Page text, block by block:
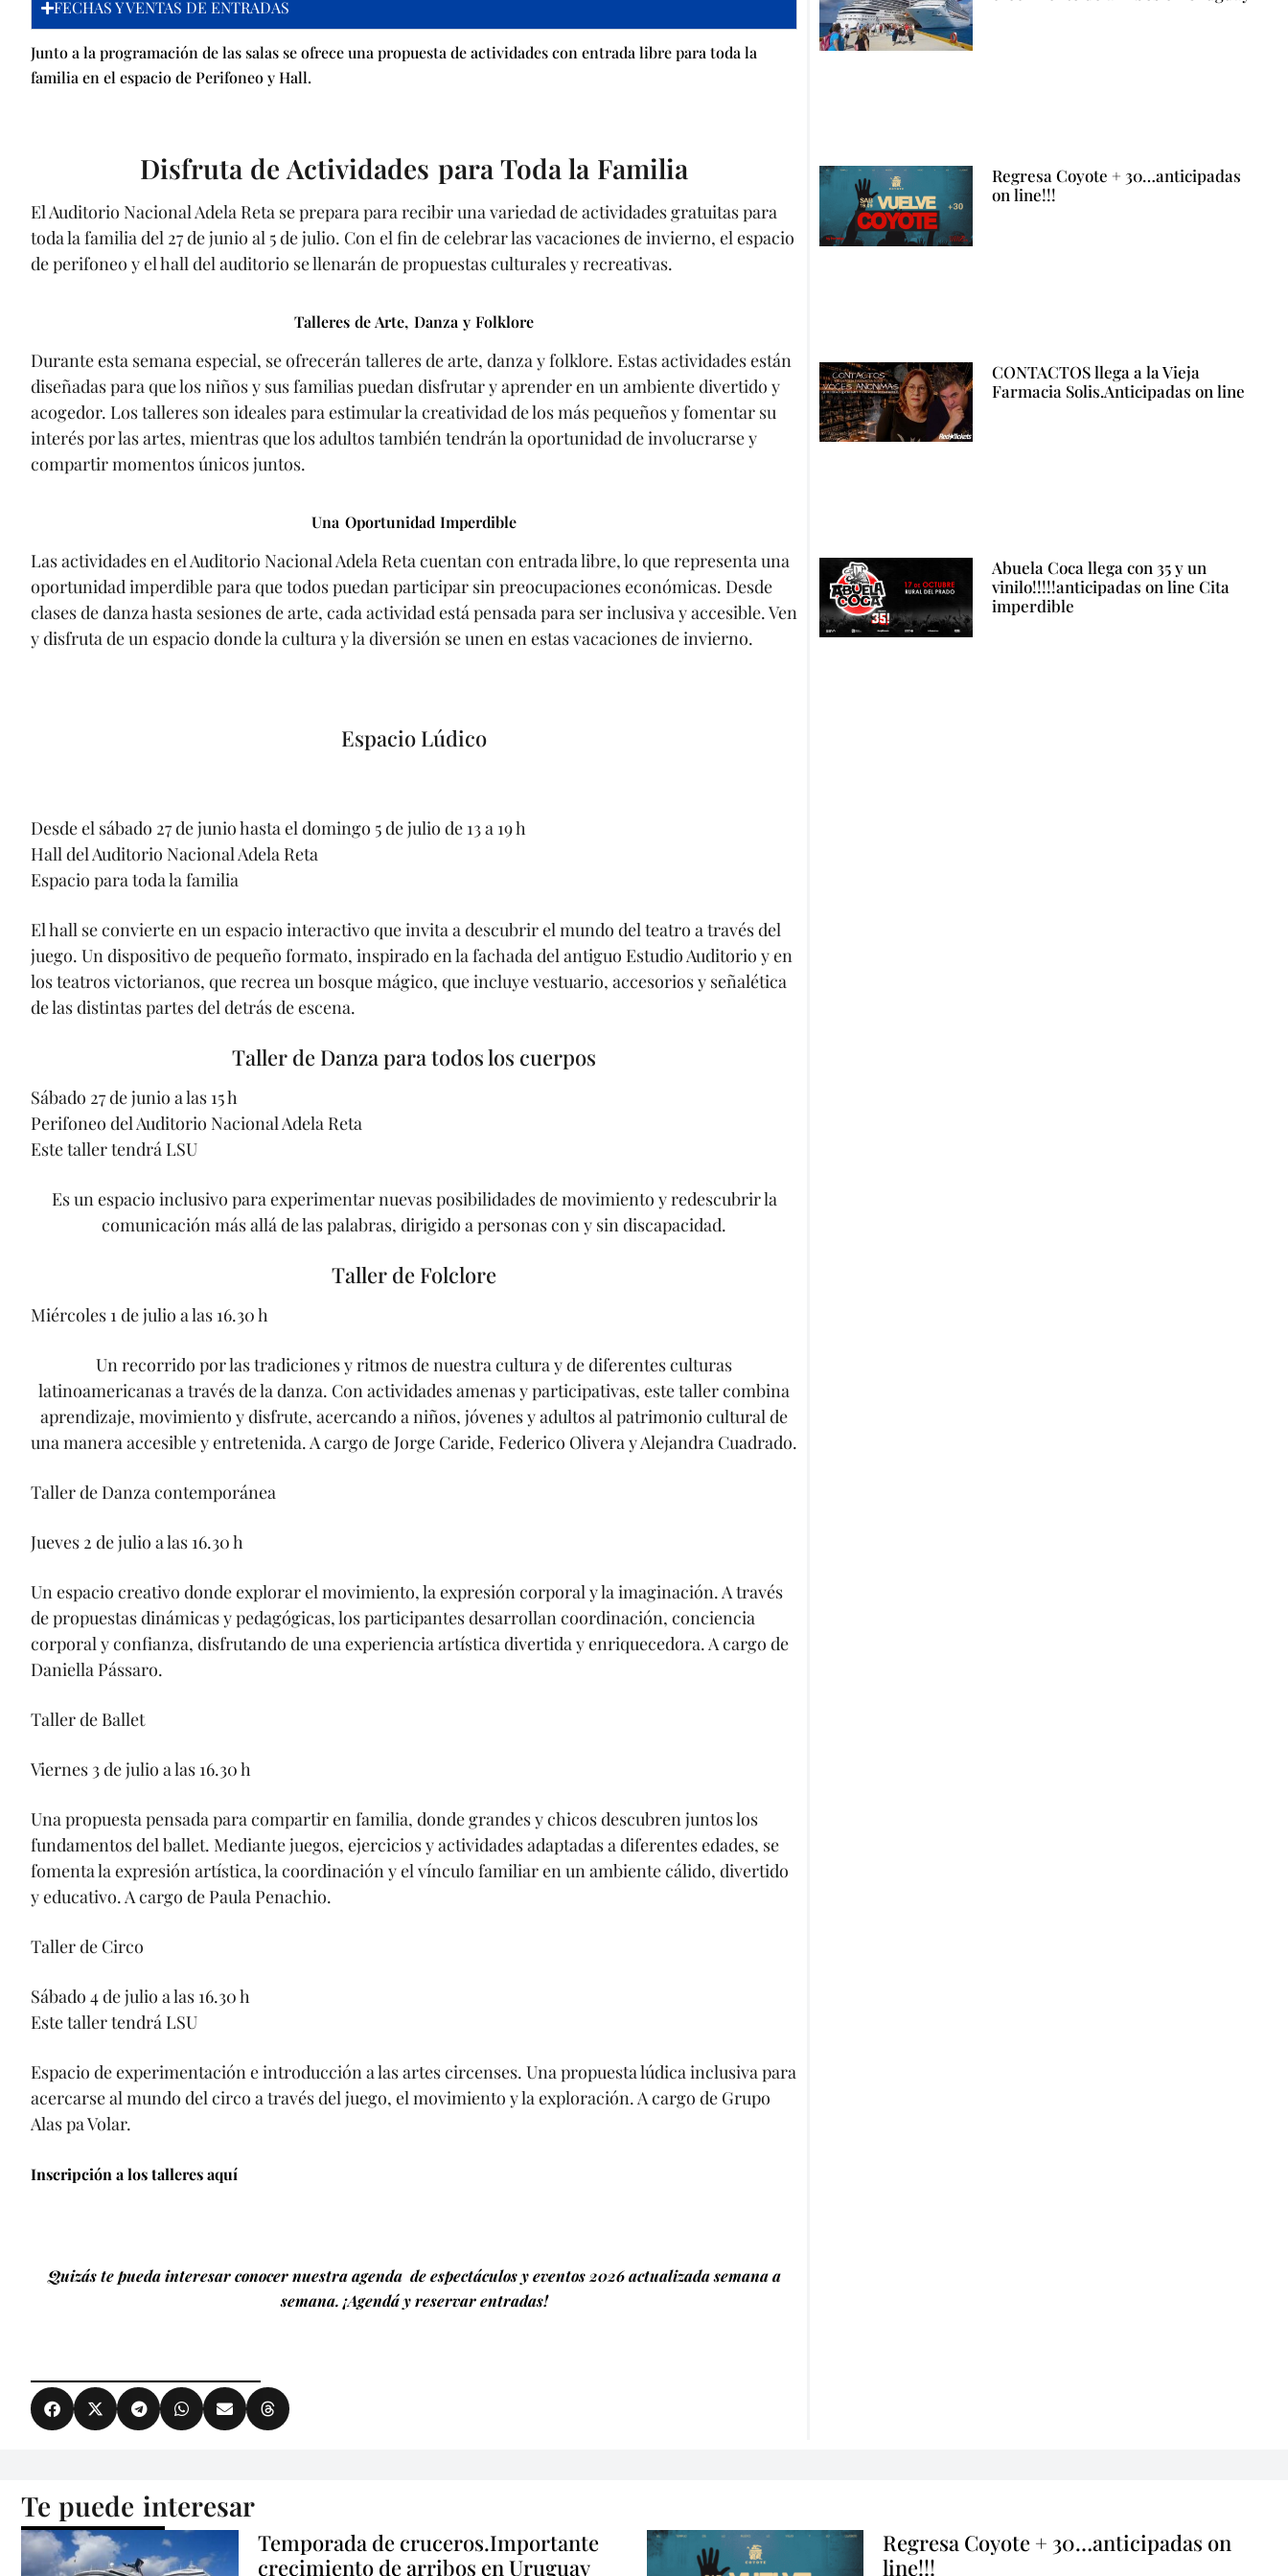
FECHAS Y VENTAS DE ENTRADAS
Junto a la programación de las salas se ofrece una propuesta de actividades con entrada libre para toda la
familia en el espacio de Perifoneo y Hall.
Disfruta de Actividades para Toda la Familia
El Auditorio Nacional Adela Reta se prepara para recibir una variedad de actividades gratuitas para
toda la familia del 27 de junio al 5 de julio. Con el fin de celebrar las vacaciones de invierno, el espacio
de perifoneo y el hall del auditorio se llenarán de propuestas culturales y recreativas.
Talleres de Arte, Danza y Folklore
Durante esta semana especial, se ofrecerán talleres de arte, danza y folklore. Estas actividades están
diseñadas para que los niños y sus familias puedan disfrutar y aprender en un ambiente divertido y
acogedor. Los talleres son ideales para estimular la creatividad de los más pequeños y fomentar su
interés por las artes, mientras que los adultos también tendrán la oportunidad de involucrarse y
compartir momentos únicos juntos.
Una Oportunidad Imperdible
Las actividades en el Auditorio Nacional Adela Reta cuentan con entrada libre, lo que representa una
oportunidad imperdible para que todos puedan participar sin preocupaciones económicas. Desde
clases de danza hasta sesiones de arte, cada actividad está pensada para ser inclusiva y accesible. Ven
y disfruta de un espacio donde la cultura y la diversión se unen en estas vacaciones de invierno.
Espacio Lúdico
Desde el sábado 27 de junio hasta el domingo 5 de julio de 13 a 19 h
Hall del Auditorio Nacional Adela Reta
Espacio para toda la familia
El hall se convierte en un espacio interactivo que invita a descubrir el mundo del teatro a través del
juego. Un dispositivo de pequeño formato, inspirado en la fachada del antiguo Estudio Auditorio y en
los teatros victorianos, que recrea un bosque mágico, que incluye vestuario, accesorios y señalética
de las distintas partes del detrás de escena.
Taller de Danza para todos los cuerpos
Sábado 27 de junio a las 15 h
Perifoneo del Auditorio Nacional Adela Reta
Este taller tendrá LSU
Es un espacio inclusivo para experimentar nuevas posibilidades de movimiento y redescubrir la
comunicación más allá de las palabras, dirigido a personas con y sin discapacidad.
Taller de Folclore
Miércoles 1 de julio a las 16.30 h
Un recorrido por las tradiciones y ritmos de nuestra cultura y de diferentes culturas
latinoamericanas a través de la danza. Con actividades amenas y participativas, este taller combina
aprendizaje, movimiento y disfrute, acercando a niños, jóvenes y adultos al patrimonio cultural de
una manera accesible y entretenida. A cargo de Jorge Caride, Federico Olivera y Alejandra Cuadrado.
Taller de Danza contemporánea
Jueves 2 de julio a las 16.30 h
Un espacio creativo donde explorar el movimiento, la expresión corporal y la imaginación. A través
de propuestas dinámicas y pedagógicas, los participantes desarrollan coordinación, conciencia
corporal y confianza, disfrutando de una experiencia artística divertida y enriquecedora. A cargo de
Daniella Pássaro.
Taller de Ballet
Viernes 3 de julio a las 16.30 h
Una propuesta pensada para compartir en familia, donde grandes y chicos descubren juntos los
fundamentos del ballet. Mediante juegos, ejercicios y actividades adaptadas a diferentes edades, se
fomenta la expresión artística, la coordinación y el vínculo familiar en un ambiente cálido, divertido
y educativo. A cargo de Paula Penachio.
Taller de Circo
Sábado 4 de julio a las 16.30 h
Este taller tendrá LSU
Espacio de experimentación e introducción a las artes circenses. Una propuesta lúdica inclusiva para
acercarse al mundo del circo a través del juego, el movimiento y la exploración. A cargo de Grupo
Alas pa Volar.
Inscripción a los talleres aquí
Quizás te pueda interesar conocer nuestra agenda de espectáculos y eventos 2026 actualizada semana a
semana. ¡Agendá y reservar entradas!
Regresa Coyote + 30…anticipadas
on line!!!
CONTACTOS llega a la Vieja
Farmacia Solis.Anticipadas on line
Abuela Coca llega con 35 y un
vinilo!!!!!anticipadas on line Cita
imperdible
Te puede interesar
Temporada de cruceros.Importante
crecimiento de arribos en Uruguay
Regresa Coyote + 30…anticipadas on
line!!!